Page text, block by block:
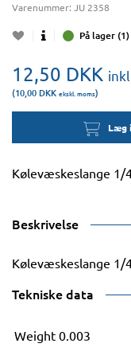
Varenummer: JU 2358
På lager (1)
12,50 DKK
(10,00 DKK ekskl. moms)
Læg
Kølevæskeslange 1/
Beskrivelse
Kølevæskeslange 1/
Tekniske data
Weight 0.003